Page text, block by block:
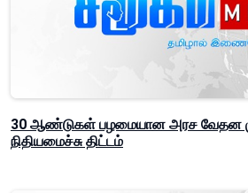
30 ஆண்டுகள் பழமையான அரச வேதன
நிதியமைச்சு திட்டம்